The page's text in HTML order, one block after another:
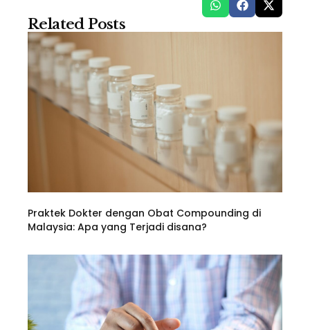
Related Posts
Praktek Dokter dengan Obat Compounding di
Malaysia: Apa yang Terjadi disana?